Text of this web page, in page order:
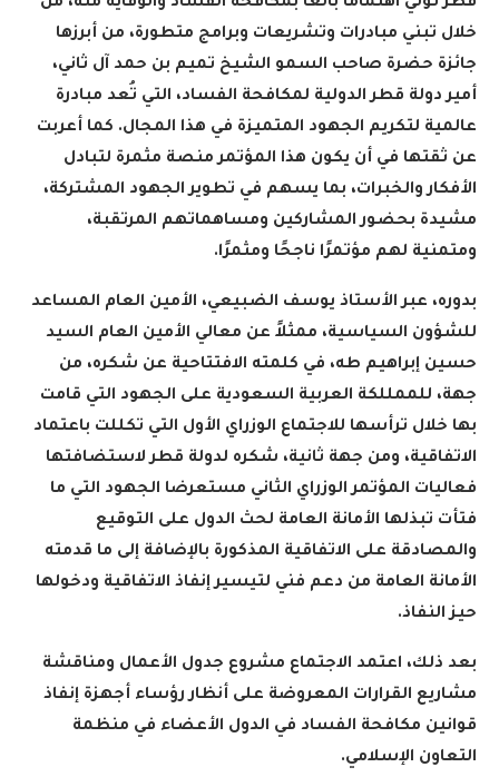
خلال تبني مبادرات وتشريعات وبرامج متطورة، من أبرزها
جائزة حضرة صاحب السمو الشيخ تميم بن حمد آل ثاني،
أمير دولة قطر الدولية لمكافحة الفساد، التي تُعد مبادرة
عالمية لتكريم الجهود المتميزة في هذا المجال. كما أعربت
عن ثقتها في أن يكون هذا المؤتمر منصة مثمرة لتبادل
الأفكار والخبرات، بما يسهم في تطوير الجهود المشتركة،
مشيدة بحضور المشاركين ومساهماتهم المرتقبة،
ومتمنية لهم مؤتمرًا ناجحًا ومثمرًا.
بدوره، عبر الأستاذ يوسف الضبيعي، الأمين العام المساعد
للشؤون السياسية، ممثلاً عن معالي الأمين العام السيد
حسين إبراهيم طه، في كلمته الافتتاحية عن شكره، من
جهة، للممللكة العربية السعودية على الجهود التي قامت
بها خلال ترأسها للاجتماع الوزراي الأول التي تكللت باعتماد
الاتفاقية، ومن جهة ثانية، شكره لدولة قطر لاستضافتها
فعاليات المؤتمر الوزراي الثاني مستعرضا الجهود التي ما
فتأت تبذلها الأمانة العامة لحث الدول على التوقيع
والمصادقة على الاتفاقية المذكورة بالإضافة إلى ما قدمته
الأمانة العامة من دعم فني لتيسير إنفاذ الاتفاقية ودخولها
حيز النفاذ.
بعد ذلك، اعتمد الاجتماع مشروع جدول الأعمال ومناقشة
مشاريع القرارات المعروضة على أنظار رؤساء أجهزة إنفاذ
قوانين مكافحة الفساد في الدول الأعضاء في منظمة
التعاون الإسلامي.